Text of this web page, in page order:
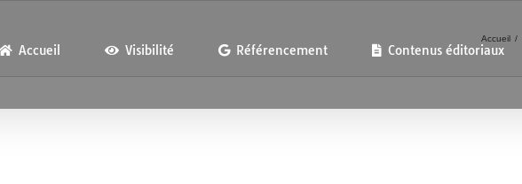
Accueil Visibilité Référencement Contenus éditoriaux
Accueil